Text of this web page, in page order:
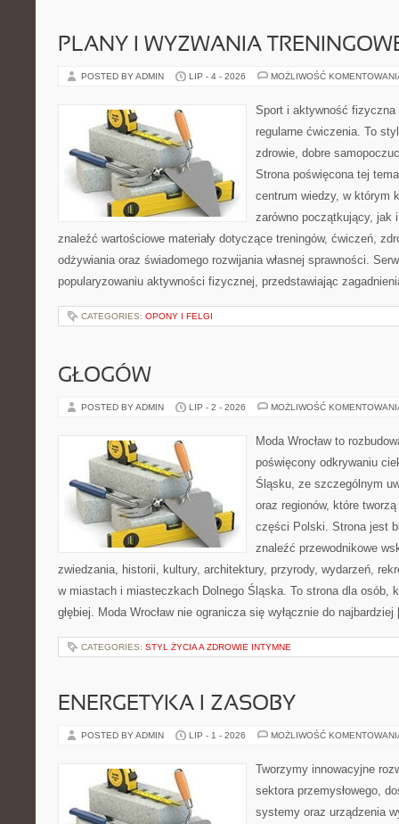
PLANY I WYZWANIA
POSTED BY ADMIN LIP - 4 - 2026 MOŻLIWOŚĆ
Sport i aktywność
regularne ćwiczenia. To
zdrowie, dobre
Strona poświęcona tej
centrum wiedzy, w którym
zarówno początkujący, jak
znaleźć wartościowe materiały dotyczące treningów, ćwiczeń,
odżywiania oraz świadomego rozwijania własnej sprawności.
popularyzowaniu aktywności fizycznej, przedstawiając
CATEGORIES: OPONY I FELGI
GŁOGÓW
POSTED BY ADMIN LIP - 2 - 2026 MOŻLIWOŚĆ
Moda Wrocław to
poświęcony odkrywaniu
Śląsku, ze szczególnym
oraz regionów, które
części Polski. Strona jest
znaleźć przewodnikowe
zwiedzania, historii, kultury, architektury, przyrody, wydarzeń,
w miastach i miasteczkach Dolnego Śląska. To strona dla osób,
głębiej. Moda Wrocław nie ogranicza się wyłącznie do
CATEGORIES: STYL ŻYCIA A ZDROWIE INTYMNE
ENERGETYKA I ZASOBY
POSTED BY ADMIN LIP - 1 - 2026 MOŻLIWOŚĆ
Tworzymy innowacyjne
sektora przemysłowego,
systemy oraz urządzenia